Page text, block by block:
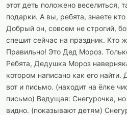
этот деть положено веселиться,
подарки. А вы, ребята, знаете
Добрый он, совсем не строгий,
спешит сейчас на праздник.
Правильно! Это Дед Мороз.
Ребята, Дедушка Мороз
котором написано как его
вот и письмо. (находит на ёлке
письмо) Ведущая: Снегурочка,
видно. (показывают детям)